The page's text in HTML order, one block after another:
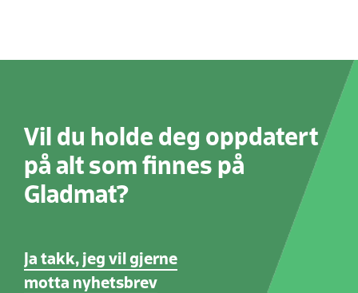
Vil du holde deg oppdatert
på alt som finnes på
Gladmat?
Ja takk, jeg vil gjerne
motta nyhetsbrev